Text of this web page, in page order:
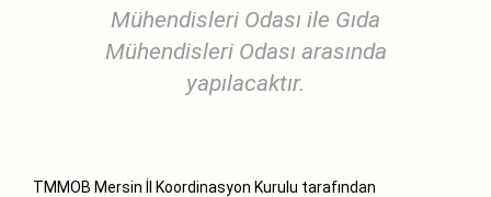
Mühendisleri Odası ile Gıda
Mühendisleri Odası arasında
yapılacaktır.
TMMOB Mersin İl Koordinasyon Kurulu tarafından